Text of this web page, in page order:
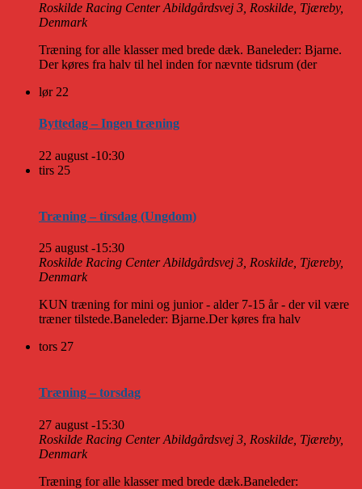
Roskilde Racing CenterAbildgårdsvej 3, Roskilde, Tjæreby,
Denmark
Træning for alle klasser med brede dæk. Baneleder: Bjarne.
Der køres fra halv til hel inden for nævnte tidsrum (der
lør 22
Byttedag – Ingen træning
22 august -10:30
tirs 25
Træning – tirsdag (Ungdom)
25 august -15:30
Roskilde Racing CenterAbildgårdsvej 3, Roskilde, Tjæreby,
Denmark
KUN træning for mini og junior - alder 7-15 år - der vil være
træner tilstede.Baneleder: Bjarne.Der køres fra halv
tors 27
Træning – torsdag
27 august -15:30
Roskilde Racing CenterAbildgårdsvej 3, Roskilde, Tjæreby,
Denmark
Træning for alle klasser med brede dæk.Baneleder: